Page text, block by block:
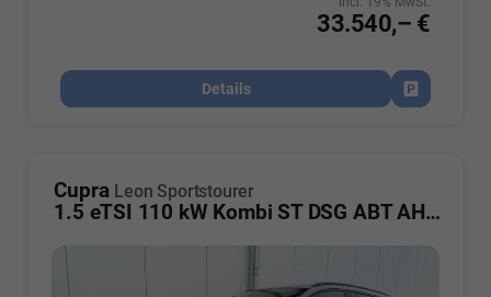
33.540,– €
Details
Fahrzeug
Cupra Leon Sportstourer
1.5 eTSI 110 kW Kombi ST DSG ABT AHK ACC LED